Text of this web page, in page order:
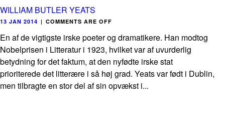
WILLIAM BUTLER YEATS
13 JAN 2014 | COMMENTS ARE OFF
En af de vigtigste irske poeter og dramatikere. Han modtog
Nobelprisen i Litteratur i 1923, hvilket var af uvurderlig
betydning for det faktum, at den nyfødte irske stat
prioriterede det litterære i så høj grad. Yeats var født i Dublin,
men tilbragte en stor del af sin opvækst i...